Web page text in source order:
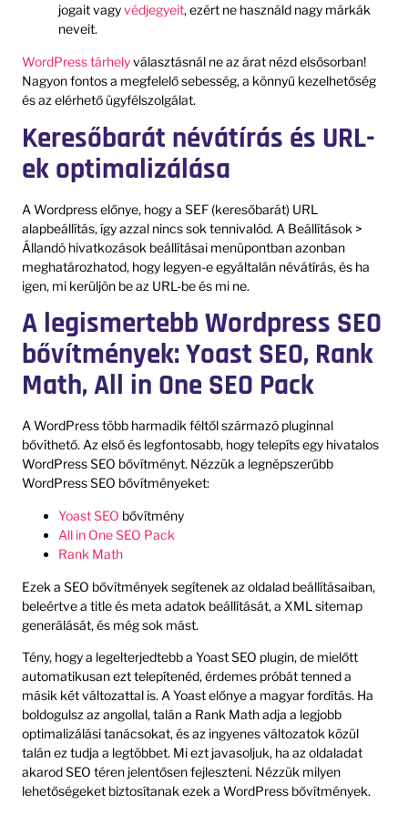
jogait vagyvédjegyeit, ezért ne használd nagy márkák
neveit.
WordPress tárhelyválasztásnál ne az árat nézd elsősorban!
Nagyon fontos a megfelelő sebesség, a könnyű kezelhetőség
és az elérhető ügyfélszolgálat.
Keresőbarát névátírás és URL-
ek optimalizálása
A Wordpress előnye, hogy a SEF (keresőbarát) URL
alapbeállítás, így azzal nincs sok tennivalód. A Beállítások >
Állandó hivatkozások beállításai menüpontban azonban
meghatározhatod, hogy legyen-e egyáltalán névátírás, és ha
igen, mi kerüljön be az URL-be és mi ne.
A legismertebb Wordpress SEO
bővítmények: Yoast SEO, Rank
Math, All in One SEO Pack
A WordPress több harmadik féltől származó pluginnal
bővíthető. Az első és legfontosabb, hogy telepíts egy hivatalos
WordPress SEO bővítményt. Nézzük a legnépszerűbb
WordPress SEO bővítményeket:
Yoast SEO bővítmény
All in One SEO Pack
Rank Math
Ezek a SEO bővítmények segítenek az oldalad beállításaiban,
beleértve a title és meta adatok beállítását, a XML sitemap
generálását, és még sok mást.
Tény, hogy a legelterjedtebb a Yoast SEO plugin, de mielőtt
automatikusan ezt telepítenéd, érdemes próbát tenned a
másik két változattal is. A Yoast előnye a magyar fordítás. Ha
boldogulsz az angollal, talán a Rank Math adja a legjobb
optimalizálási tanácsokat, és az ingyenes változatok közül
talán ez tudja a legtöbbet. Mi ezt javasoljuk, ha az oldaladat
akarod SEO téren jelentősen fejleszteni. Nézzük milyen
lehetőségeket biztosítanak ezek a WordPress bővítmények.